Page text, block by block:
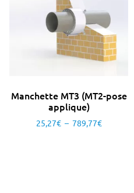
Manchette MT3 (MT2-pose
applique)
25,27€ – 789,77€